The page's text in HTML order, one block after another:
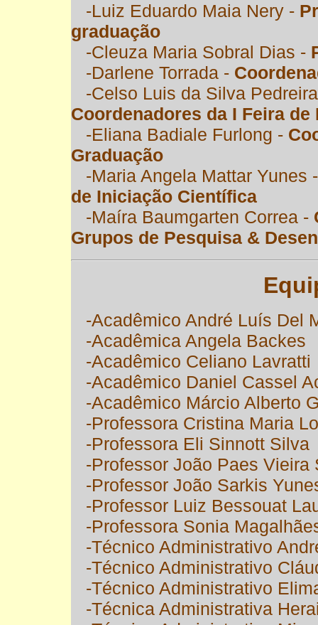
-Luiz Eduardo Maia Nery -
graduação
-Cleuza Maria Sobral Dias -
-Darlene Torrada -
-Celso Luis da Silva
Coordenadores da I Feira
-Eliana Badiale Furlong -
Graduação
-Maria Angela Mattar Yunes
de Iniciação Científica
-Maíra Baumgarten Correa -
Grupos de Pesquisa &
-Acadêmico André Luís Del
-Acadêmica Angela Backes
-Acadêmico Celiano Lavratti
-Acadêmico Daniel Cassel
-Acadêmico Márcio Alberto
-Professora Cristina Maria
-Professora Eli Sinnott Silva
-Professor João Paes Vieira
-Professor João Sarkis
-Professor Luiz Bessouat
-Professora Sonia
-Técnico Administrativo
-Técnico Administrativo
-Técnico Administrativo
-Técnica Administrativa